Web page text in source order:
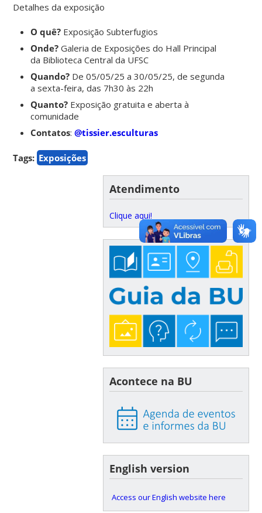
Detalhes da exposição
O quê? Exposição Subterfugios
Onde? Galeria de Exposições do Hall Principal
da Biblioteca Central da UFSC
Quando? De 05/05/25 a 30/05/25, de segunda
a sexta-feira, das 7h30 às 22h
Quanto? Exposição gratuita e aberta à
comunidade
Contatos:@tissier.esculturas
Tags: Exposições
Atendimento
Clique aqui!
Acontece na BU
English version
Access our English website here